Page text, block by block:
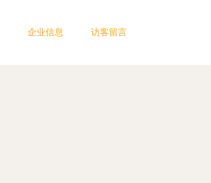
企业信息 访客留言